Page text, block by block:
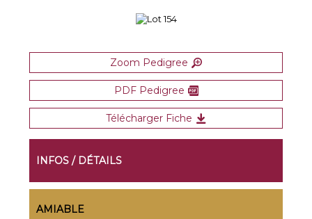
Zoom Pedigree
PDF Pedigree
Télécharger Fiche
INFOS / DÉTAILS
AMIABLE